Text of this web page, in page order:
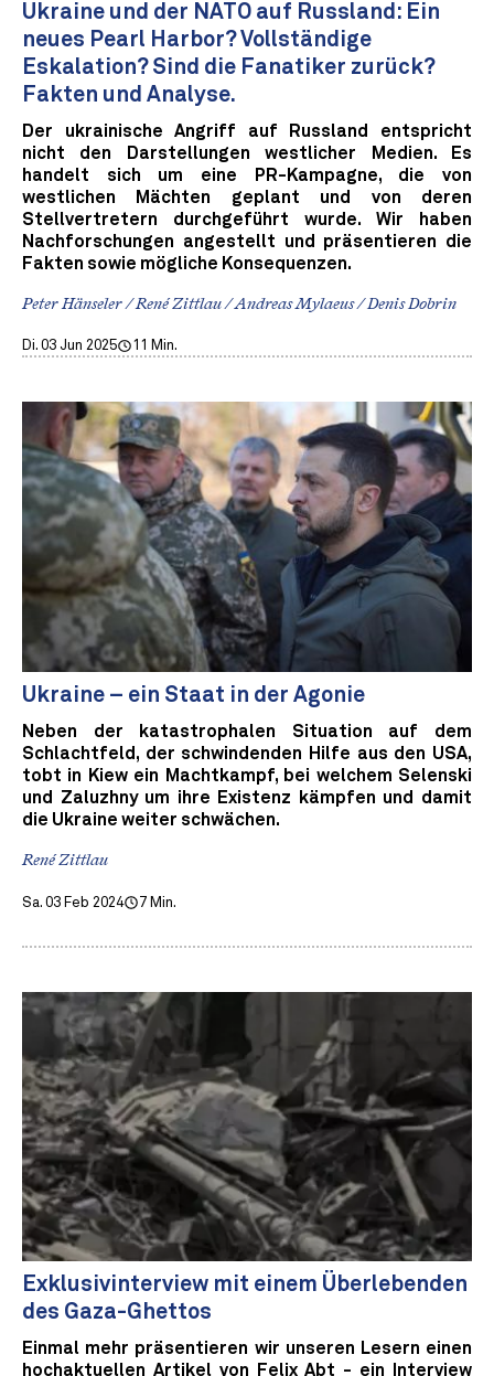
Ukraine und der NATO auf Russland: Ein
neues Pearl Harbor? Vollständige
Eskalation? Sind die Fanatiker zurück?
Fakten und Analyse.
Der ukrainische Angriff auf Russland entspricht
nicht den Darstellungen westlicher Medien. Es
handelt sich um eine PR-Kampagne, die von
westlichen Mächten geplant und von deren
Stellvertretern durchgeführt wurde. Wir haben
Nachforschungen angestellt und präsentieren die
Fakten sowie mögliche Konsequenzen.
Peter Hänseler / René Zittlau / Andreas Mylaeus / Denis Dobrin
Di. 03 Jun 2025 11 Min.
Ukraine – ein Staat in der Agonie
Neben der katastrophalen Situation auf dem
Schlachtfeld, der schwindenden Hilfe aus den USA,
tobt in Kiew ein Machtkampf, bei welchem Selenski
und Zaluzhny um ihre Existenz kämpfen und damit
die Ukraine weiter schwächen.
René Zittlau
Sa. 03 Feb 2024 7 Min.
Exklusivinterview mit einem Überlebenden
des Gaza-Ghettos
Einmal mehr präsentieren wir unseren Lesern einen
hochaktuellen Artikel von Felix Abt - ein Interview